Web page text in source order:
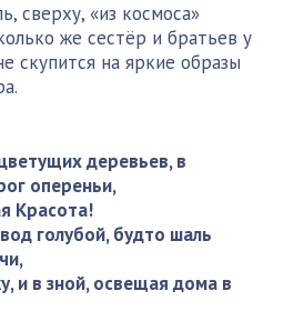
сверху, «из космоса»
же сестёр и братьев у
скупится на яркие образы
деревьев, в
опереньи,
Красота!
голубой, будто шаль
и в зной, освещая дома в